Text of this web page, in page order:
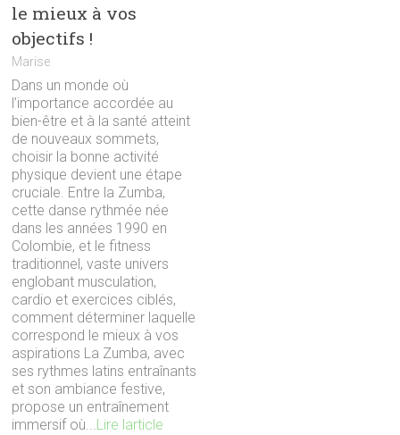
le mieux à vos
objectifs !
Marise
Dans un monde où
l’importance accordée au
bien-être et à la santé atteint
de nouveaux sommets,
choisir la bonne activité
physique devient une étape
cruciale. Entre la Zumba,
cette danse rythmée née
dans les années 1990 en
Colombie, et le fitness
traditionnel, vaste univers
englobant musculation,
cardio et exercices ciblés,
comment déterminer laquelle
correspond le mieux à vos
aspirations La Zumba, avec
ses rythmes latins entraînants
et son ambiance festive,
propose un entraînement
immersif où...Lire larticle